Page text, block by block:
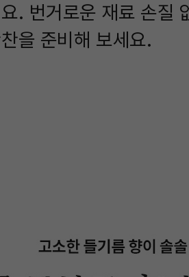
. 번거로운 재료 손질
을 준비해 보세요.